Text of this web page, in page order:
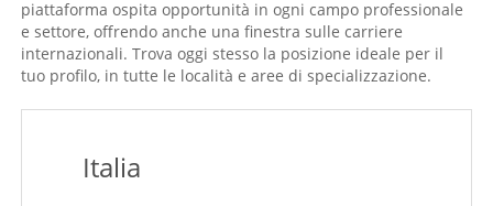
lavoro
il
Login
piattaforma ospita opportunità in ogni campo professionale
e settore, offrendo anche una finestra sulle carriere
internazionali. Trova oggi stesso la posizione ideale per il
tuo profilo, in tutte le località e aree di specializzazione.
Italia